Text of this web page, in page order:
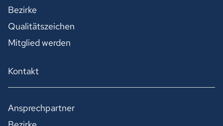
Bezirke
Qualitätszeichen
Mitglied werden
Kontakt
Ansprechpartner